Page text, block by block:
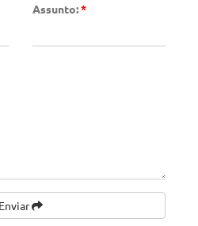
Assunto:*
Enviar